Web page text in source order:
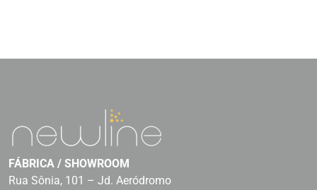
FÁBRICA / SHOWROOM
Rua Sônia, 101 – Jd. Aeródromo